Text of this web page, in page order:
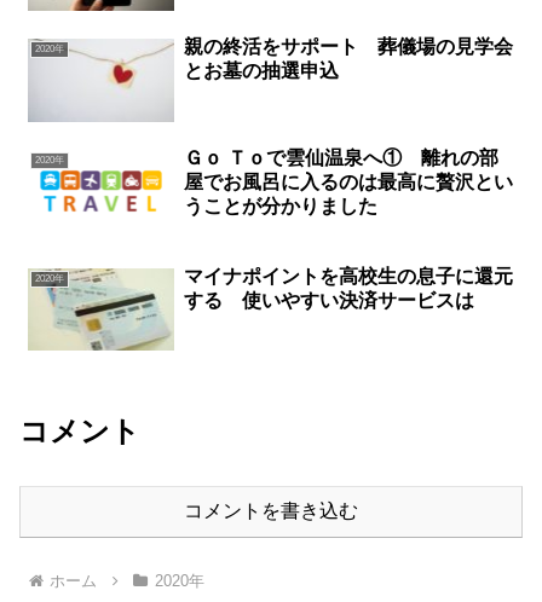
2020年
親の終活をサポート 葬儀場の見学会
とお墓の抽選申込
2020年
Ｇｏ Ｔｏで雲仙温泉へ① 離れの部
屋でお風呂に入るのは最高に贅沢とい
うことが分かりました
2020年
マイナポイントを高校生の息子に還元
する 使いやすい決済サービスは
コメント
コメントを書き込む
ホーム 2020年